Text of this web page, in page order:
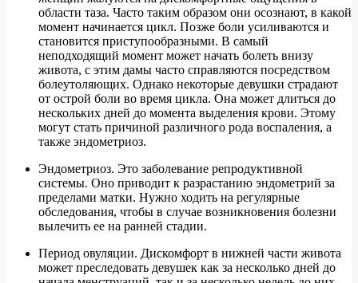
области таза. Часто таким образом они осознают, в какой
момент начинается цикл. Позже боли усиливаются и
становится приступообразными. В самый
неподходящий момент может начать болеть внизу
живота, с этим дамы часто справляются посредством
болеутоляющих. Однако некоторые девушки страдают
от острой боли во время цикла. Она может длиться до
нескольких дней до момента выделения крови. Этому
могут стать причиной различного рода воспаления, а
также эндометриоз.
Эндометриоз. Это заболевание репродуктивной
системы. Оно приводит к разрастанию эндометрий за
пределами матки. Нужно ходить на регулярные
обследования, чтобы в случае возникновения болезни
вылечить ее на ранней стадии.
Период овуляции. Дискомфорт в нижней части живота
может преследовать девушек как за несколько дней до